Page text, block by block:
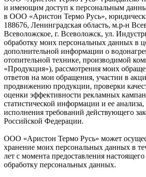
и имеющим доступ к персональным
в ООО «Аристон Термо Русь»,
188676, Ленинградская область, м.р-н
Всеволожское, г. Всеволожск, ул.
обработку моих персональных данных в
дополнительной информации о
отопительной технике, производимой
«Продукция»), рассмотрения моих
ответов на мои обращения, участии в
продвижению продукции, проверки
оценки эффективности рекламных
статистической информации и ее
исполнения требований действующего
Российской Федерации.
ООО «Аристон Термо Русь» может
хранение моих персональных данных в
лет с момента предоставления настоящего
обработку персональных данных.